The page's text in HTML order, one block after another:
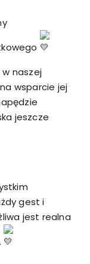
w naszej
wsparcie jej
jeszcze
gest i
jest realna